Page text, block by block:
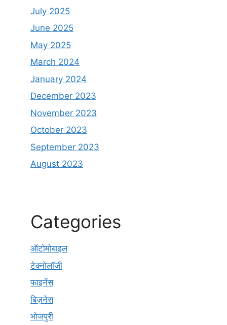
July 2025
June 2025
May 2025
March 2024
January 2024
December 2023
November 2023
October 2023
September 2023
August 2023
Categories
ऑटोमोबाइल
टेक्नोलॉजी
फाइनेंस
बिज़नेस
भोजपुरी